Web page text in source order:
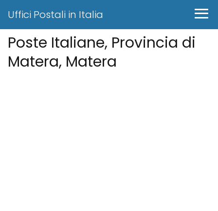
Uffici Postali in Italia
Poste Italiane, Provincia di
Matera, Matera